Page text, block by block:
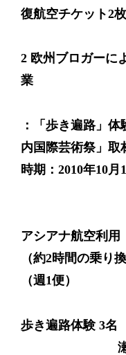
復航空チケット2
2 欧州ブロガーに
業
：
「歩き遍路」
内国際芸術祭」取
時期：2010年10月
アシアナ航空利
（約2時間の乗り換
（週1便）
歩き遍路体験 3名
瀬戸内